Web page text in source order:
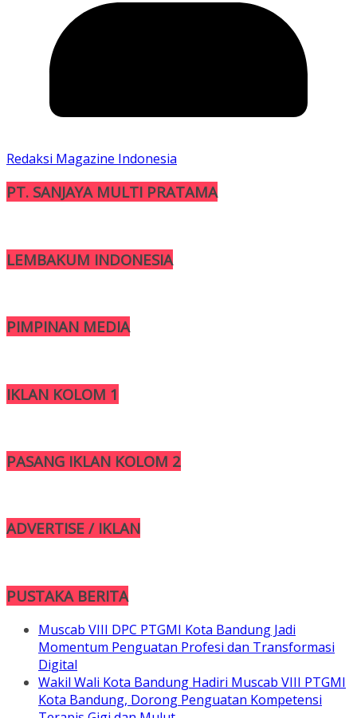
Redaksi Magazine Indonesia
PT. SANJAYA MULTI PRATAMA
LEMBAKUM INDONESIA
PIMPINAN MEDIA
IKLAN KOLOM 1
PASANG IKLAN KOLOM 2
ADVERTISE / IKLAN
PUSTAKA BERITA
Muscab VIII DPC PTGMI Kota Bandung Jadi
Momentum Penguatan Profesi dan Transformasi
Digital
Wakil Wali Kota Bandung Hadiri Muscab VIII PTGMI
Kota Bandung, Dorong Penguatan Kompetensi